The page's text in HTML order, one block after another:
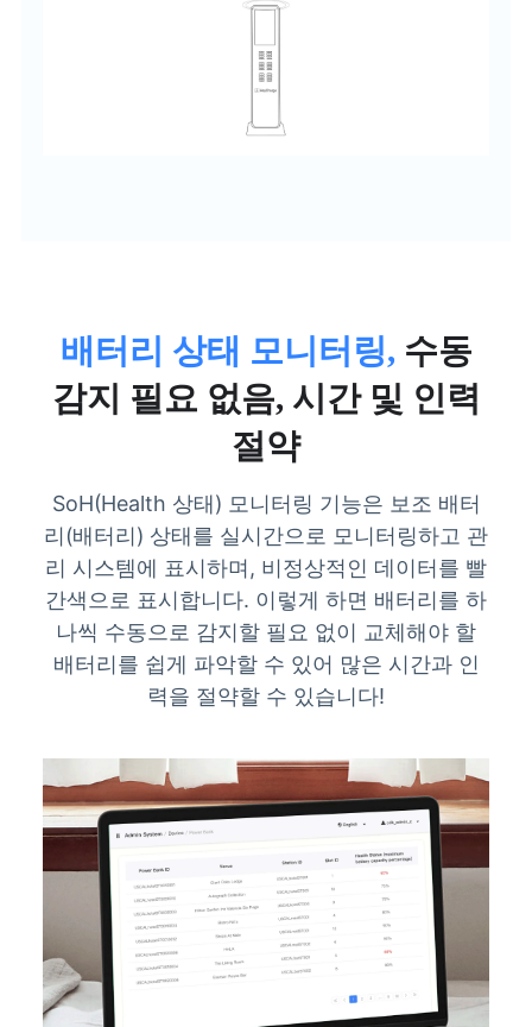
배터리 상태 모니터링, 수동
감지 필요 없음, 시간 및 인력
절약
SoH(Health 상태) 모니터링 기능은 보조 배터
리(배터리) 상태를 실시간으로 모니터링하고 관
리 시스템에 표시하며, 비정상적인 데이터를 빨
간색으로 표시합니다. 이렇게 하면 배터리를 하
나씩 수동으로 감지할 필요 없이 교체해야 할
배터리를 쉽게 파악할 수 있어 많은 시간과 인
력을 절약할 수 있습니다!